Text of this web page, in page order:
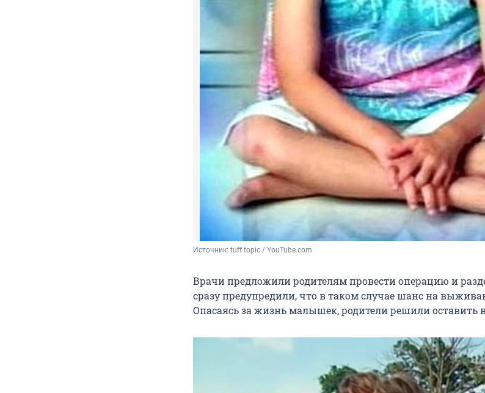
Источник: tuff topic / YouTube.com
Врачи предложили родителям провести операцию и
сразу предупредили, что в таком случае шанс на
Опасаясь за жизнь малышек, родители решили оставить